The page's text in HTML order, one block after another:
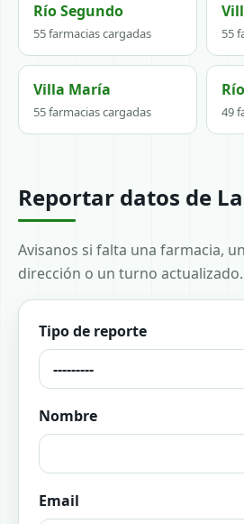
Río Segundo
55 farmacias cargadas 55
Villa María
55 farmacias cargadas 49
Reportar datos de
Avisanos si falta una farmacia,
dirección o un turno actualizado.
Tipo de reporte
Nombre
Email